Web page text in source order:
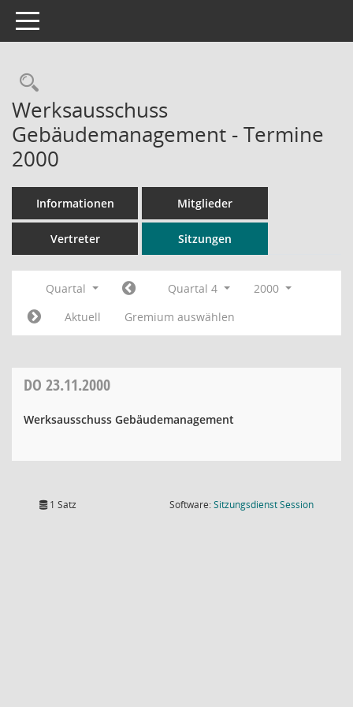
Toggle navigation
Rechercheauswahl
Werksausschuss
Gebäudemanagement - Termine
2000
Informationen Mitglieder
Vertreter Sitzungen
Quartal Quartal 4
2000
Aktuell
Gremium auswählen
DO 23.11.2000
Werksausschuss Gebäudemanagement
1 Satz Software:SitzungsdienstSession(Wird in